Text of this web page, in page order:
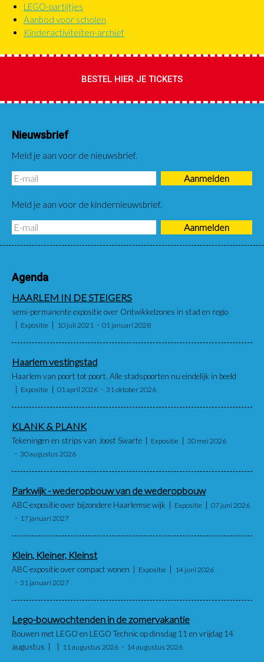
2&3
LEGO-partijtjes
Aanbod voor scholen
Kinderactiviteiten-archief
BESTEL HIER JE TICKETS
Nieuwsbrief
Meld je aan voor de nieuwsbrief.
Meld je aan voor de kindernieuwsbrief.
Agenda
HAARLEM IN DE STEIGERS
semi-permanente expositie over Ontwikkelzones in stad en regio
Expositie 10 juli 2021 01 januari 2028
Haarlem vestingstad
Haarlem van poort tot poort. Alle stadspoorten nu eindelijk in beeld
Expositie 01 april 2026 31 oktober 2026
KLANK & PLANK
Tekeningen en strips van Joost Swarte Expositie
30 mei 2026
30 augustus 2026
Parkwijk - wederopbouw van de wederopbouw
ABC-expositie over bijzondere Haarlemse wijk Expositie
07 juni 2026
17 januari 2027
Klein, Kleiner, Kleinst
ABC-expositie over compact wonen Expositie
14 juni 2026
31 januari 2027
Lego-bouwochtenden in de zomervakantie
Bouwen met LEGO en LEGO Technic op dinsdag 11 en vrijdag 14
augustus
11 augustus 2026 14 augustus 2026